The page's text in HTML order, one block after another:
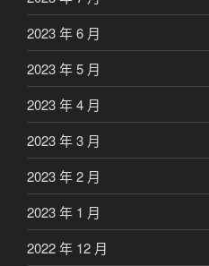
2023 年 6 月
2023 年 5 月
2023 年 4 月
2023 年 3 月
2023 年 2 月
2023 年 1 月
2022 年 12 月